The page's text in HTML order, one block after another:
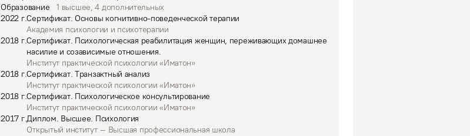
Образование
1 высшее,4 дополнительных
2022 г.Сертификат. Основы когнитивно-поведенческой терапии
Академия психологии и психотерапии
2018 г.Сертификат. Психологическая реабилитация женщин, переживающих домашнее
насилие и созависимые отношения.
Институт практической психологии «Иматон»
2018 г.Сертификат.Транзактный анализ
Институт практической психологии «Иматон»
2018 г.Сертификат. Психологическое консультирование
Институт практической психологии «Иматон»
2017 г.Диплом. Высшее. Психология
Открытый институт – Высшая профессиональная школа